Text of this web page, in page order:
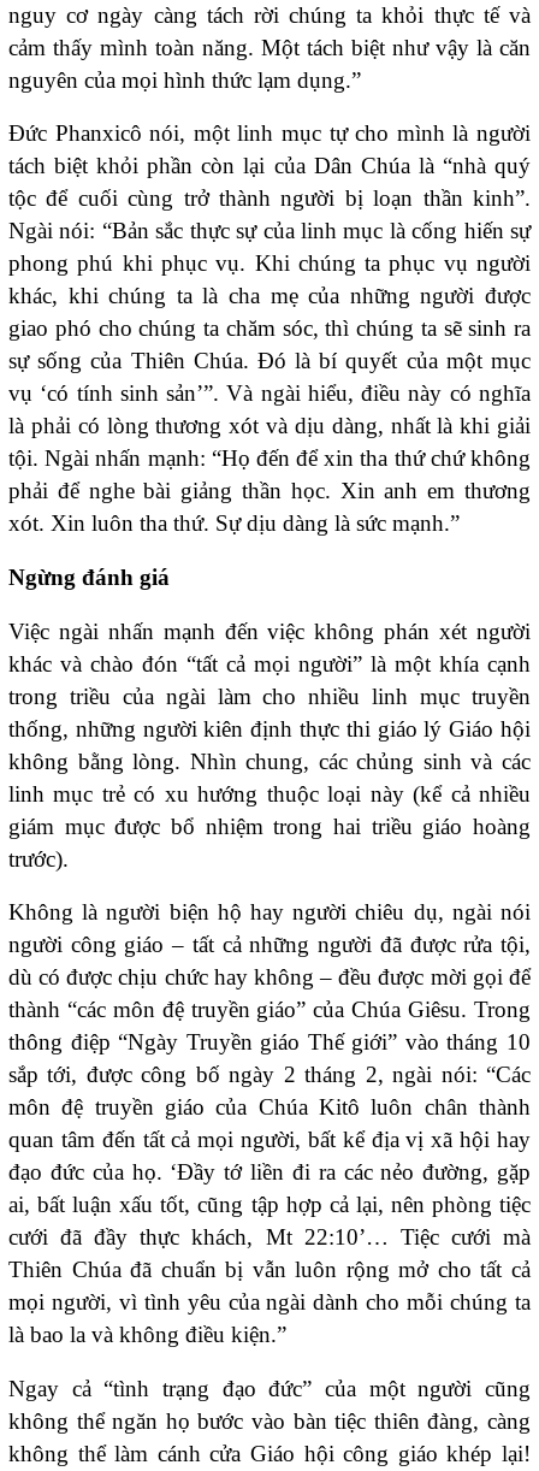
nguy cơ ngày càng tách rời chúng ta khỏi thực tế và
cảm thấy mình toàn năng. Một tách biệt như vậy là căn
nguyên của mọi hình thức lạm dụng.”
Đức Phanxicô nói, một linh mục tự cho mình là người
tách biệt khỏi phần còn lại của Dân Chúa là “nhà quý
tộc để cuối cùng trở thành người bị loạn thần kinh”.
Ngài nói: “Bản sắc thực sự của linh mục là cống hiến sự
phong phú khi phục vụ. Khi chúng ta phục vụ người
khác, khi chúng ta là cha mẹ của những người được
giao phó cho chúng ta chăm sóc, thì chúng ta sẽ sinh ra
sự sống của Thiên Chúa. Đó là bí quyết của một mục
vụ ‘có tính sinh sản’”. Và ngài hiểu, điều này có nghĩa
là phải có lòng thương xót và dịu dàng, nhất là khi giải
tội. Ngài nhấn mạnh: “Họ đến để xin tha thứ chứ không
phải để nghe bài giảng thần học. Xin anh em thương
xót. Xin luôn tha thứ. Sự dịu dàng là sức mạnh.”
Ngừng đánh giá
Việc ngài nhấn mạnh đến việc không phán xét người
khác và chào đón “tất cả mọi người” là một khía cạnh
trong triều của ngài làm cho nhiều linh mục truyền
thống, những người kiên định thực thi giáo lý Giáo hội
không bằng lòng. Nhìn chung, các chủng sinh và các
linh mục trẻ có xu hướng thuộc loại này (kể cả nhiều
giám mục được bổ nhiệm trong hai triều giáo hoàng
trước).
Không là người biện hộ hay người chiêu dụ, ngài nói
người công giáo – tất cả những người đã được rửa tội,
dù có được chịu chức hay không – đều được mời gọi để
thành “các môn đệ truyền giáo” của Chúa Giêsu. Trong
thông điệp “Ngày Truyền giáo Thế giới” vào tháng 10
sắp tới, được công bố ngày 2 tháng 2, ngài nói: “Các
môn đệ truyền giáo của Chúa Kitô luôn chân thành
quan tâm đến tất cả mọi người, bất kể địa vị xã hội hay
đạo đức của họ. ‘Đầy tớ liền đi ra các nẻo đường, gặp
ai, bất luận xấu tốt, cũng tập hợp cả lại, nên phòng tiệc
cưới đã đầy thực khách, Mt 22:10’… Tiệc cưới mà
Thiên Chúa đã chuẩn bị vẫn luôn rộng mở cho tất cả
mọi người, vì tình yêu của ngài dành cho mỗi chúng ta
là bao la và không điều kiện.”
Ngay cả “tình trạng đạo đức” của một người cũng
không thể ngăn họ bước vào bàn tiệc thiên đàng, càng
không thể làm cánh cửa Giáo hội công giáo khép lại!